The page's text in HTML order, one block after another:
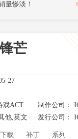
量惨淡！
芒
27
戏ACT
制作公司：
他,英文
发行公司：
下载 补丁 系列